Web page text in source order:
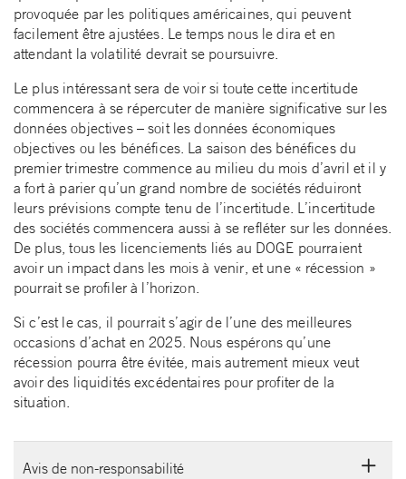
provoquée par les politiques américaines, qui peuvent
facilement être ajustées. Le temps nous le dira et en
attendant la volatilité devrait se poursuivre.
Le plus intéressant sera de voir si toute cette incertitude
commencera à se répercuter de manière significative sur les
données objectives – soit les données économiques
objectives ou les bénéfices. La saison des bénéfices du
premier trimestre commence au milieu du mois d’avril et il y
a fort à parier qu’un grand nombre de sociétés réduiront
leurs prévisions compte tenu de l’incertitude. L’incertitude
des sociétés commencera aussi à se refléter sur les données.
De plus, tous les licenciements liés au DOGE pourraient
avoir un impact dans les mois à venir, et une « récession »
pourrait se profiler à l’horizon.
Si c’est le cas, il pourrait s’agir de l’une des meilleures
occasions d’achat en 2025. Nous espérons qu’une
récession pourra être évitée, mais autrement mieux veut
avoir des liquidités excédentaires pour profiter de la
situation.
Avis de non-responsabilité